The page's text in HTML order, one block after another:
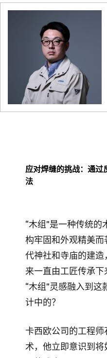
应对焊缝的挑战：通过
法
“木组”是一种传统
构牢固和外观精美
代神社和寺庙的建
来一直由工匠传承
“木组”灵感融入到这
计中的？
卡西欧公司的工程
术，他立即意识到